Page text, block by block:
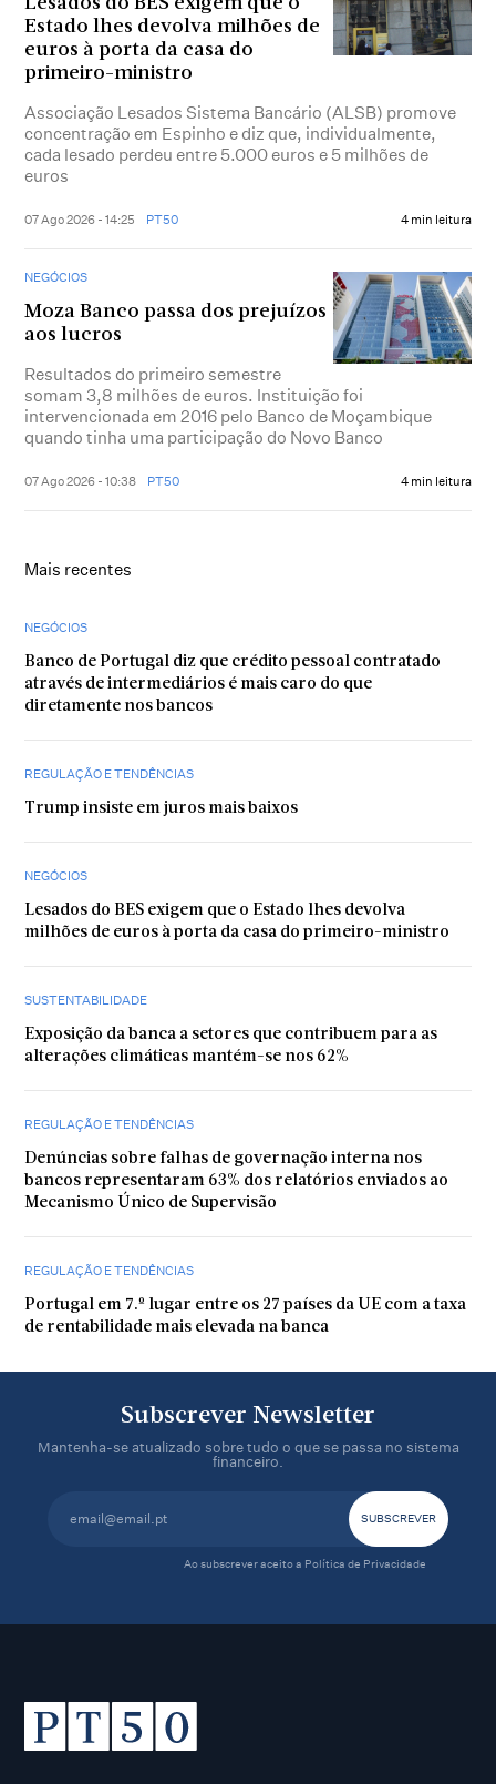
Estado lhes devolva milhões de
euros à porta da casa do
primeiro-ministro
Associação Lesados Sistema Bancário (ALSB) promove
concentração em Espinho e diz que, individualmente,
cada lesado perdeu entre 5.000 euros e 5 milhões de
euros
07 Ago 2026 - 14:25 PT50 4 min leitura
NEGÓCIOS
Moza Banco passa dos prejuízos
aos lucros
Resultados do primeiro semestre
somam 3,8 milhões de euros. Instituição foi
intervencionada em 2016 pelo Banco de Moçambique
quando tinha uma participação do Novo Banco
07 Ago 2026 - 10:38 PT50 4 min leitura
Mais recentes
NEGÓCIOS
Banco de Portugal diz que crédito pessoal contratado
através de intermediários é mais caro do que
diretamente nos bancos
REGULAÇÃO E TENDÊNCIAS
Trump insiste em juros mais baixos
NEGÓCIOS
Lesados do BES exigem que o Estado lhes devolva
milhões de euros à porta da casa do primeiro-ministro
SUSTENTABILIDADE
Exposição da banca a setores que contribuem para as
alterações climáticas mantém-se nos 62%
REGULAÇÃO E TENDÊNCIAS
Denúncias sobre falhas de governação interna nos
bancos representaram 63% dos relatórios enviados ao
Mecanismo Único de Supervisão
REGULAÇÃO E TENDÊNCIAS
Portugal em 7.º lugar entre os 27 países da UE com a taxa
de rentabilidade mais elevada na banca
Subscrever Newsletter
Mantenha-se atualizado sobre tudo o que se passa no sistema
financeiro.
Ao subscrever aceito a Política de Privacidade